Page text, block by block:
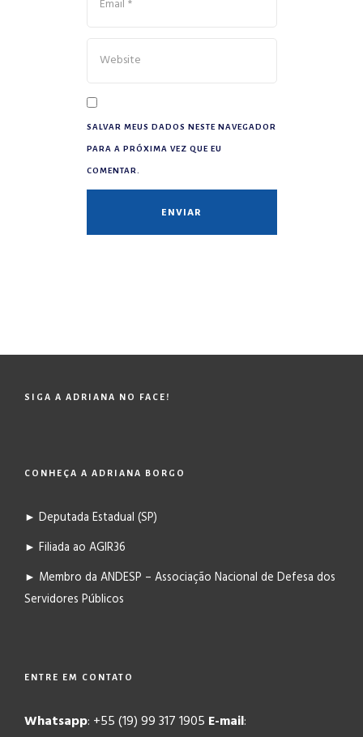
SALVAR MEUS DADOS NESTE NAVEGADOR
PARA A PRÓXIMA VEZ QUE EU
COMENTAR.
SIGA A ADRIANA NO FACE!
CONHEÇA A ADRIANA BORGO
► Deputada Estadual (SP)
► Filiada ao AGIR36
► Membro da ANDESP – Associação Nacional de Defesa dos
Servidores Públicos
ENTRE EM CONTATO
Whatsapp: +55 (19) 99 317 1905 E-mail: